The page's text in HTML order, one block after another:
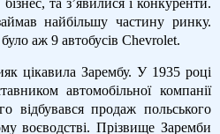
найбільшу частину ринку.
аж 9 автобусів Chevrolet.
цікавила Зарембу. У 1935 році
автомобільної компанії
відбувався продаж польського
воєводстві. Прізвище Заремби